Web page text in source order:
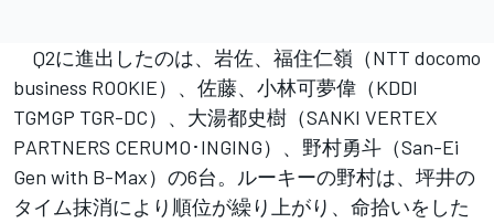
Q2に進出したのは、岩佐、福住仁嶺（NTT docomo
business ROOKIE）、佐藤、小林可夢偉（KDDI
TGMGP TGR-DC）、大湯都史樹（SANKI VERTEX
PARTNERS CERUMO･INGING）、野村勇斗（San-Ei
Gen with B-Max）の6台。ルーキーの野村は、坪井の
タイム抹消により順位が繰り上がり、命拾いをした